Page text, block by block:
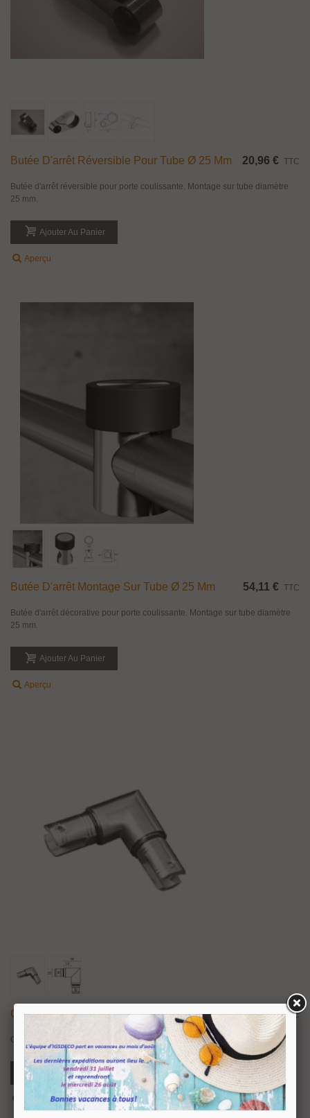
Butée D'arrêt Réversible Pour Tube Ø 25 Mm 20,96 € TTC
Butée d'arrêt réversible pour porte coulissante. Montage sur tube diamètre
25 mm.
Ajouter Au Panier
Aperçu
Butée D'arrêt Montage Sur Tube Ø 25 Mm 54,11 € TTC
Butée d'arrêt décorative pour porte coulissante. Montage sur tube diamètre
25 mm.
Ajouter Au Panier
Aperçu
Connecteur À 90° Pour Tube Ø 25 Mm 66,68 € TTC
Connecteur à 90° pour tube Ø 25 mm.
Ajouter Au Panier
Aperçu